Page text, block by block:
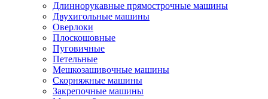
Длиннорукавные прямострочные машины
Двухигольные машины
Оверлоки
Плоскошовные
Пуговичные
Петельные
Мешкозашивочные машины
Скорняжные машины
Закрепочные машины